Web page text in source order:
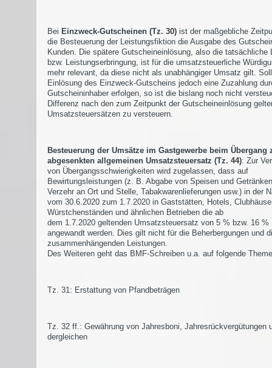
Bei Einzweck-Gutscheinen (Tz. 30) ist der maßgebliche
die Besteuerung der Leistungsfiktion die Ausgabe des
Kunden. Die spätere Gutscheineinlösung, also die tatsächliche
bzw. Leistungserbringung, ist für die umsatzsteuerliche
mehr relevant, da diese nicht als unabhängiger Umsatz gilt.
Einlösung des Einzweck-Gutscheins jedoch eine Zuzahlung
Gutscheininhaber erfolgen, so ist die bislang noch nicht
Differenz nach den zum Zeitpunkt der Gutscheineinlösung
Umsatzsteuersätzen zu versteuern.
Besteuerung der Umsätze im Gastgewerbe beim Übergang
abgesenkten allgemeinen Umsatzsteuersatz (Tz. 44): Zur
von Übergangsschwierigkeiten wird zugelassen, dass auf
Bewirtungsleistungen (z. B. Abgabe von Speisen und
Verzehr an Ort und Stelle, Tabakwarenlieferungen usw.) in der
vom 30.6.2020 zum 1.7.2020 in Gaststätten, Hotels,
Würstchenständen und ähnlichen Betrieben die ab
dem 1.7.2020 geltenden Umsatzsteuersatz von 5 % bzw. 16 %
angewandt werden. Dies gilt nicht für die Beherbergungen und
zusammenhängenden Leistungen.
Des Weiteren geht das BMF-Schreiben u.a. auf folgende
Tz. 31: Erstattung von Pfandbeträgen
Tz. 32 ff.: Gewährung von Jahresboni, Jahresrückvergütungen
dergleichen